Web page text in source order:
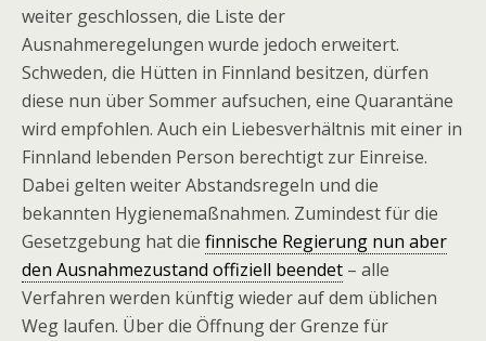
weiter geschlossen, die Liste der
Ausnahmeregelungen wurde jedoch erweitert.
Schweden, die Hütten in Finnland besitzen, dürfen
diese nun über Sommer aufsuchen, eine Quarantäne
wird empfohlen. Auch ein Liebesverhältnis mit einer in
Finnland lebenden Person berechtigt zur Einreise.
Dabei gelten weiter Abstandsregeln und die
bekannten Hygienemaßnahmen. Zumindest für die
Gesetzgebung hat die finnische Regierung nun aber
den Ausnahmezustand offiziell beendet – alle
Verfahren werden künftig wieder auf dem üblichen
Weg laufen. Über die Öffnung der Grenze für